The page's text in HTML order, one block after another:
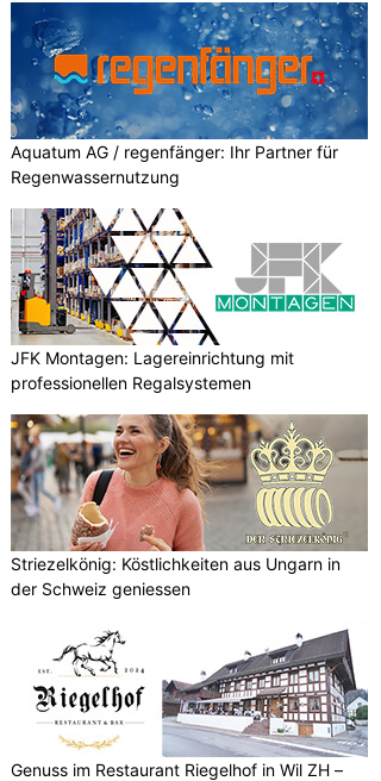
Aquatum AG / regenfänger: Ihr Partner für
Regenwassernutzung
JFK Montagen: Lagereinrichtung mit
professionellen Regalsystemen
Striezelkönig: Köstlichkeiten aus Ungarn in
der Schweiz geniessen
Genuss im Restaurant Riegelhof in Wil ZH –